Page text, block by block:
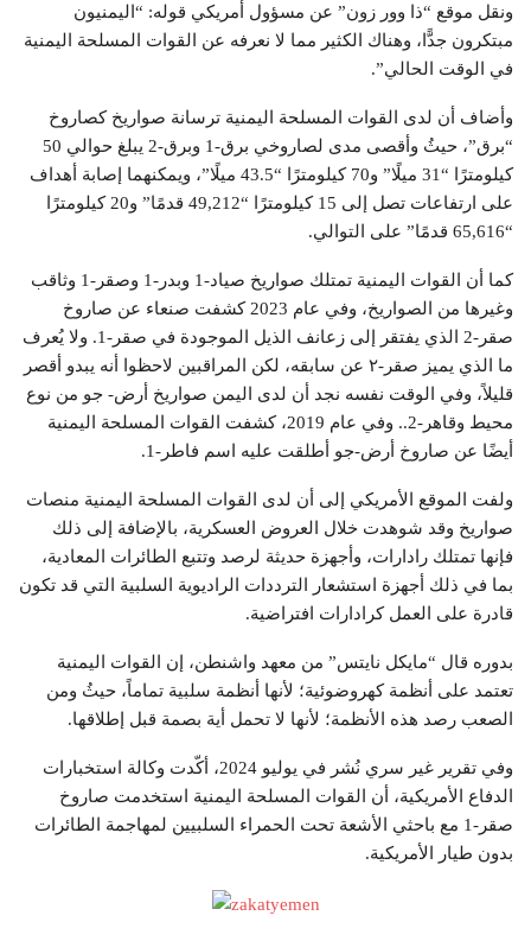
ونقل موقع “ذا وور زون” عن مسؤول أمريكي قوله: “اليمنيون
مبتكرون جدًّا، وهناك الكثير مما لا نعرفه عن القوات المسلحة اليمنية
في الوقت الحالي”.
وأضاف أن لدى القوات المسلحة اليمنية ترسانة صواريخ كصاروخ
“برق”، حيثُ وأقصى مدى لصاروخي برق-1 وبرق-2 يبلغ حوالي 50
كيلومترًا “31 ميلًا” و70 كيلومترًا “43.5 ميلًا”، ويمكنهما إصابة أهداف
على ارتفاعات تصل إلى 15 كيلومترًا “49,212 قدمًا” و20 كيلومترًا
“65,616 قدمًا” على التوالي.
كما أن القوات اليمنية تمتلك صواريخ صياد-1 وبدر-1 وصقر-1 وثاقب
وغيرها من الصواريخ، وفي عام 2023 كشفت صنعاء عن صاروخ
صقر-2 الذي يفتقر إلى زعانف الذيل الموجودة في صقر-1. ولا يُعرف
ما الذي يميز صقر-٢ عن سابقه، لكن المراقبين لاحظوا أنه يبدو أقصر
قليلاً، وفي الوقت نفسه نجد أن لدى اليمن صواريخ أرض- جو من نوع
محيط وقاهر-2.. وفي عام 2019، كشفت القوات المسلحة اليمنية
أيضًا عن صاروخ أرض-جو أطلقت عليه اسم فاطر-1.
ولفت الموقع الأمريكي إلى أن لدى القوات المسلحة اليمنية منصات
صواريخ وقد شوهدت خلال العروض العسكرية، بالإضافة إلى ذلك
فإنها تمتلك رادارات، وأجهزة حديثة لرصد وتتبع الطائرات المعادية،
بما في ذلك أجهزة استشعار الترددات الراديوية السلبية التي قد تكون
قادرة على العمل كرادارات افتراضية.
بدوره قال “مايكل نايتس” من معهد واشنطن، إن القوات اليمنية
تعتمد على أنظمة كهروضوئية؛ لأنها أنظمة سلبية تماماً، حيثُ ومن
الصعب رصد هذه الأنظمة؛ لأنها لا تحمل أية بصمة قبل إطلاقها.
وفي تقرير غير سري نُشر في يوليو 2024، أكّدت وكالة استخبارات
الدفاع الأمريكية، أن القوات المسلحة اليمنية استخدمت صاروخ
صقر-1 مع باحثي الأشعة تحت الحمراء السلبيين لمهاجمة الطائرات
بدون طيار الأمريكية.